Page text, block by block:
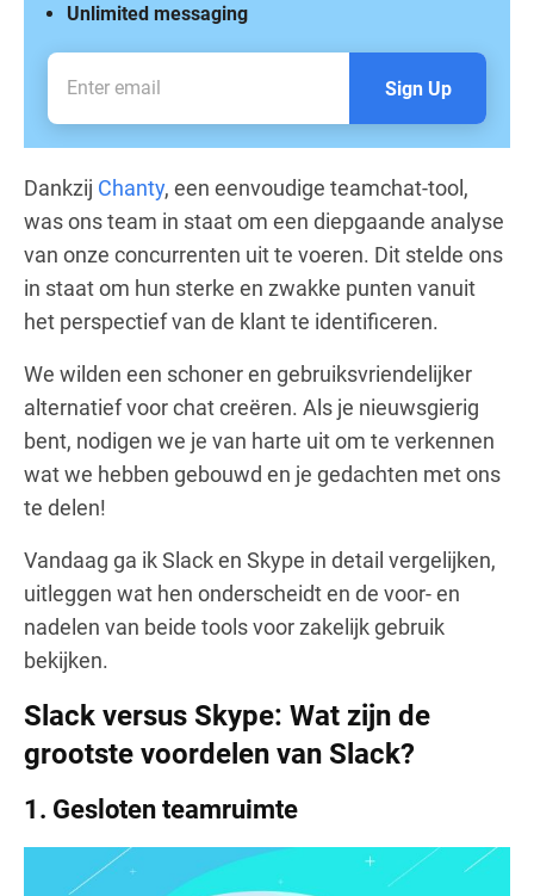
Unlimited messaging
Sign Up
Dankzij Chanty, een eenvoudige teamchat-tool,
was ons team in staat om een diepgaande analyse
van onze concurrenten uit te voeren. Dit stelde ons
in staat om hun sterke en zwakke punten vanuit
het perspectief van de klant te identificeren.
We wilden een schoner en gebruiksvriendelijker
alternatief voor chat creëren. Als je nieuwsgierig
bent, nodigen we je van harte uit om te verkennen
wat we hebben gebouwd en je gedachten met ons
te delen!
Vandaag ga ik Slack en Skype in detail vergelijken,
uitleggen wat hen onderscheidt en de voor- en
nadelen van beide tools voor zakelijk gebruik
bekijken.
Slack versus Skype: Wat zijn de
grootste voordelen van Slack?
1. Gesloten teamruimte